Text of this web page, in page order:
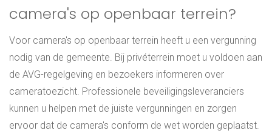
camera's op openbaar terrein?
Voor camera's op openbaar terrein heeft u een vergunning
nodig van de gemeente. Bij privéterrein moet u voldoen aan
de AVG-regelgeving en bezoekers informeren over
cameratoezicht. Professionele beveiligingsleveranciers
kunnen u helpen met de juiste vergunningen en zorgen
ervoor dat de camera's conform de wet worden geplaatst.